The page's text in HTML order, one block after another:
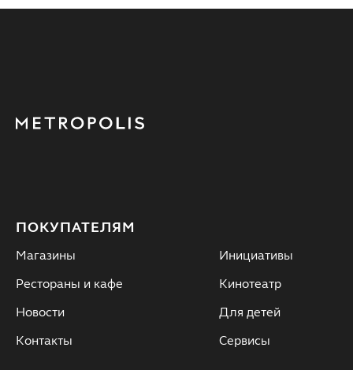
ПОКУПАТЕЛЯМ
Магазины
Рестораны и кафе
Новости
Контакты
Инициативы
Кинотеатр
Для детей
Сервисы